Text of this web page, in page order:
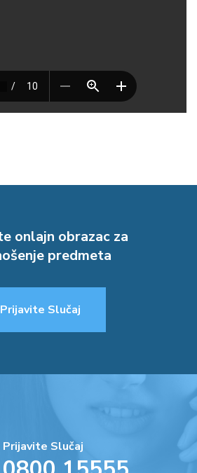
onlajn obrazac za
predmeta
Prijavite Slučaj
Prijavite Slučaj